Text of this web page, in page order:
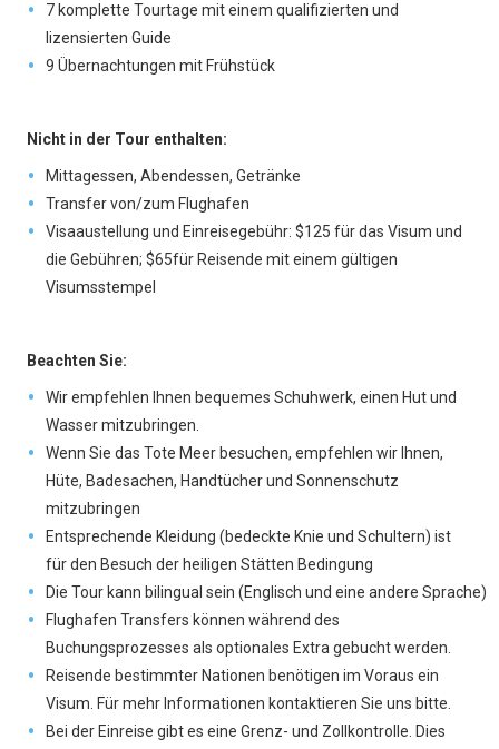
7 komplette Tourtage mit einem qualifizierten und
lizensierten Guide
9 Übernachtungen mit Frühstück
Nicht in der Tour enthalten:
Mittagessen, Abendessen, Getränke
Transfer von/zum Flughafen
Visaaustellung und Einreisegebühr: $125 für das Visum und
die Gebühren; $65für Reisende mit einem gültigen
Visumsstempel
Beachten Sie:
Wir empfehlen Ihnen bequemes Schuhwerk, einen Hut und
Wasser mitzubringen.
Wenn Sie das Tote Meer besuchen, empfehlen wir Ihnen,
Hüte, Badesachen, Handtücher und Sonnenschutz
mitzubringen
Entsprechende Kleidung (bedeckte Knie und Schultern) ist
für den Besuch der heiligen Stätten Bedingung
Die Tour kann bilingual sein (Englisch und eine andere Sprache)
Flughafen Transfers können während des
Buchungsprozesses als optionales Extra gebucht werden.
Reisende bestimmter Nationen benötigen im Voraus ein
Visum. Für mehr Informationen kontaktieren Sie uns bitte.
Bei der Einreise gibt es eine Grenz- und Zollkontrolle. Dies